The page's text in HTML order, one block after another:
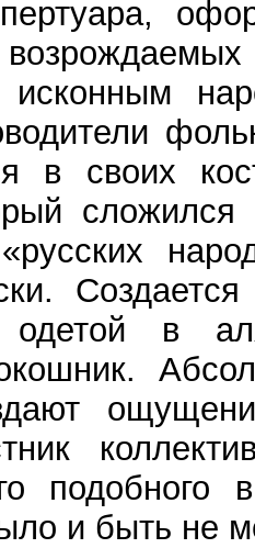
исконным
в своих
одетой в
подобного
и быть не